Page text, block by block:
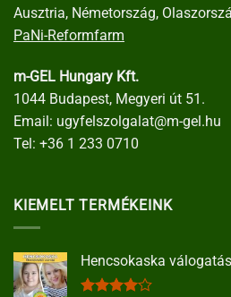
Ausztria, Németország,
PaNi-Reformfarm
m-GEL Hungary Kft.
1044 Budapest, Megyeri út 51.
Email: ugyfelszolgalat@m-gel.hu
Tel: +36 1 233 0710
KIEMELT TERMÉKEINK
Hencsokaska válogatás